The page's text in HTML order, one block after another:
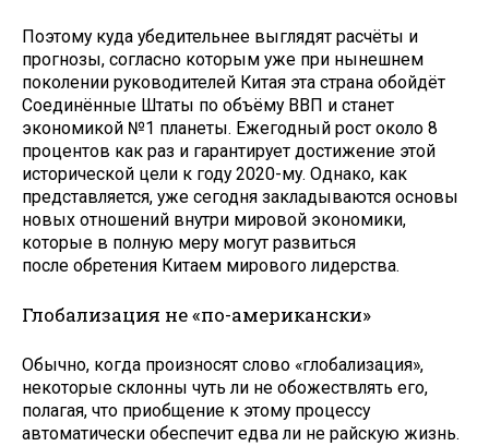
Поэтому куда убедительнее выглядят расчёты и
прогнозы, согласно которым уже при нынешнем
поколении руководителей Китая эта страна обойдёт
Соединённые Штаты по объёму ВВП и станет
экономикой №1 планеты. Ежегодный рост около 8
процентов как раз и гарантирует достижение этой
исторической цели к году 2020-му. Однако, как
представляется, уже сегодня закладываются основы
новых отношений внутри мировой экономики,
которые в полную меру могут развиться
после обретения Китаем мирового лидерства.
Глобализация не «по-американски»
Обычно, когда произносят слово «глобализация»,
некоторые склонны чуть ли не обожествлять его,
полагая, что приобщение к этому процессу
автоматически обеспечит едва ли не райскую жизнь.